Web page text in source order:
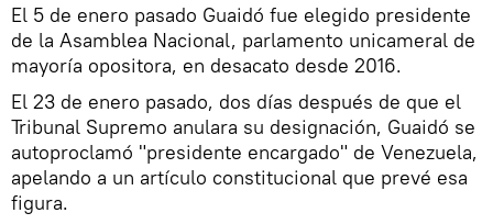
El 5 de enero pasado Guaidó fue elegido presidente
de la Asamblea Nacional, parlamento unicameral de
mayoría opositora, en desacato desde 2016.
El 23 de enero pasado, dos días después de que el
Tribunal Supremo anulara su designación, Guaidó se
autoproclamó "presidente encargado" de Venezuela,
apelando a un artículo constitucional que prevé esa
figura.